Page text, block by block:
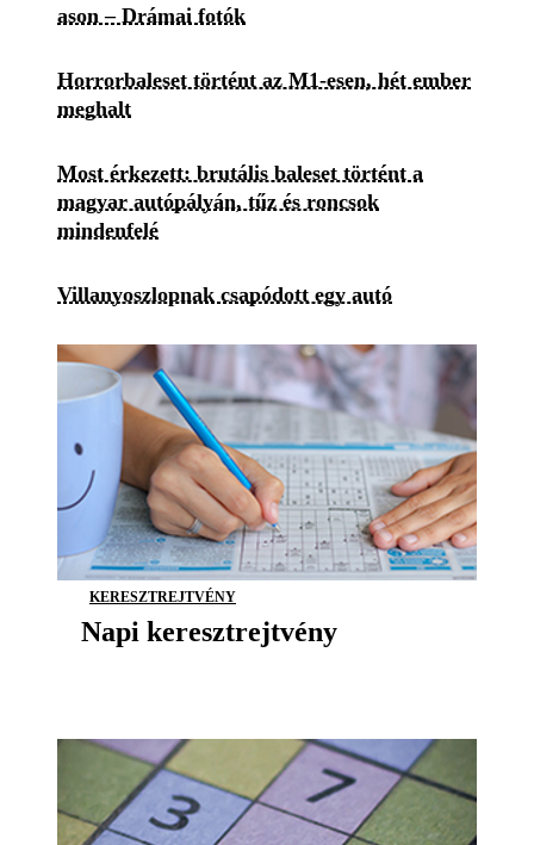
ason – Drámai fotók
Horrorbaleset történt az M1-esen, hét ember
meghalt
Most érkezett: brutális baleset történt a
magyar autópályán, tűz és roncsok
mindenfelé
Villanyoszlopnak csapódott egy autó
KERESZTREJTVÉNY
Napi keresztrejtvény